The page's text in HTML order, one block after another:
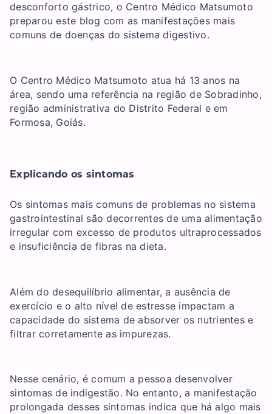
desconforto gástrico, o Centro Médico Matsumoto
preparou este blog com as manifestações mais
comuns de doenças do sistema digestivo.
O Centro Médico Matsumoto atua há 13 anos na
área, sendo uma referência na região de Sobradinho,
região administrativa do Distrito Federal e em
Formosa, Goiás.
Explicando os sintomas
Os sintomas mais comuns de problemas no sistema
gastrointestinal são decorrentes de uma alimentação
irregular com excesso de produtos ultraprocessados
e insuficiência de fibras na dieta.
Além do desequilíbrio alimentar, a ausência de
exercício e o alto nível de estresse impactam a
capacidade do sistema de absorver os nutrientes e
filtrar corretamente as impurezas.
Nesse cenário, é comum a pessoa desenvolver
sintomas de indigestão. No entanto, a manifestação
prolongada desses sintomas indica que há algo mais